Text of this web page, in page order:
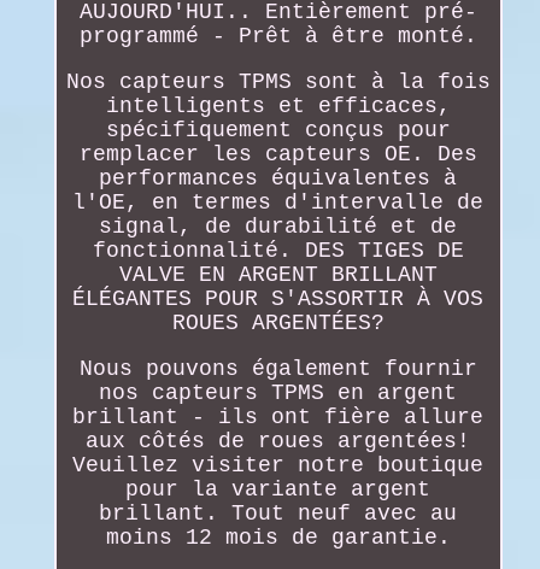
AUJOURD'HUI.. Entièrement pré-
programmé - Prêt à être monté.
Nos capteurs TPMS sont à la fois
intelligents et efficaces,
spécifiquement conçus pour
remplacer les capteurs OE. Des
performances équivalentes à
l'OE, en termes d'intervalle de
signal, de durabilité et de
fonctionnalité. DES TIGES DE
VALVE EN ARGENT BRILLANT
ÉLÉGANTES POUR S'ASSORTIR À VOS
ROUES ARGENTÉES?
Nous pouvons également fournir
nos capteurs TPMS en argent
brillant - ils ont fière allure
aux côtés de roues argentées!
Veuillez visiter notre boutique
pour la variante argent
brillant. Tout neuf avec au
moins 12 mois de garantie.